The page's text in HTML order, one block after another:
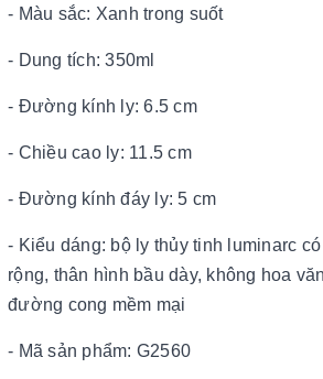
- Màu sắc: Xanh trong suốt
- Dung tích: 350ml
- Đường kính ly: 6.5 cm
- Chiều cao ly: 11.5 cm
- Đường kính đáy ly: 5 cm
- Kiểu dáng: bộ ly thủy tinh luminarc
rộng, thân hình bầu dày, không hoa
đường cong mềm mại
- Mã sản phẩm: G2560